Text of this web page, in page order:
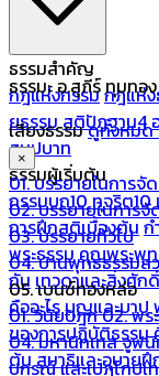
ธรรมสำคัญ
กฎแห่งกรรมกฎแห่
ยธรรมสติปัฏฐาน4
สมุปบาท
ธรรมผู้เริ่มต้น
กรรมบถ10 ทุจริต10
การฝึกสติเบื้องต้นก
พระธรรมคุณพระพุท
กันเทวดาและสิ่งศัก
คืออะไรบุญและบาป
ของการปฏิบัติธรรม
ต้นสมาธิและอุบาย
ธรรมะ อ.สุภีร์ ทุมทอ
เสียงธรรมดูทั้งหมด
×
01. บรรยายในการจั
02. บรรยายในการ
03. บรรยายทั่วไป
04. บ้านพุทธธรรมส
05. เบนซ์ทองหล่อ
01. วินัยปิฎก02. พร
04. มหานิทเทส จูฬ
ปกรณ์ และเปฏโกป